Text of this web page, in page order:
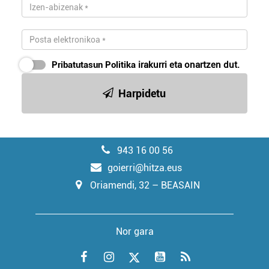
Pribatutasun Politika irakurri eta onartzen dut.
Harpidetu
943 16 00 56
goierri@hitza.eus
Oriamendi, 32 – BEASAIN
Nor gara